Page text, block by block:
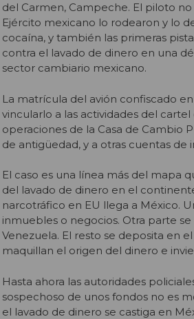
del Carmen, Campeche. El piloto
Ejército mexicano lo rodearon y lo
cocaína, y también las primeras
contra el lavado de dinero en una
sector cambiario mexicano.
La matrícula del avión confiscado
vincularlo a las actividades del
operaciones de la Casa de Cambio
de antigüedad, y a otras cuentas de
El caso es una línea más del mapa
del lavado de dinero en el
narcotráfico en EU llega a México.
inmuebles o negocios. Otra parte
Venezuela. El resto se deposita en
maquillan el origen del dinero e
Hasta ahora las autoridades
sospechoso de unos fondos no es
el lavado de dinero se castiga en